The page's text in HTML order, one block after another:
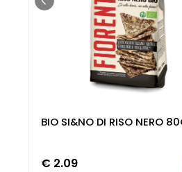
BIO SI&NO DI RISO NERO
€ 2.09